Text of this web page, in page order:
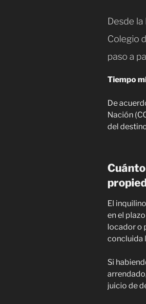
Desde
Colegio
paso a
Tiempo
De
Nación
del
El
en el
locador o
concluida
Si
juicio de